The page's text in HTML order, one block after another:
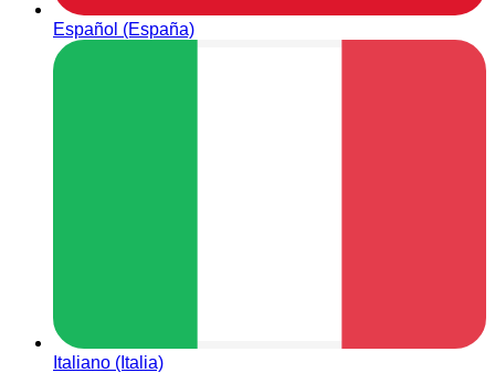
Español (España)
Italiano (Italia)